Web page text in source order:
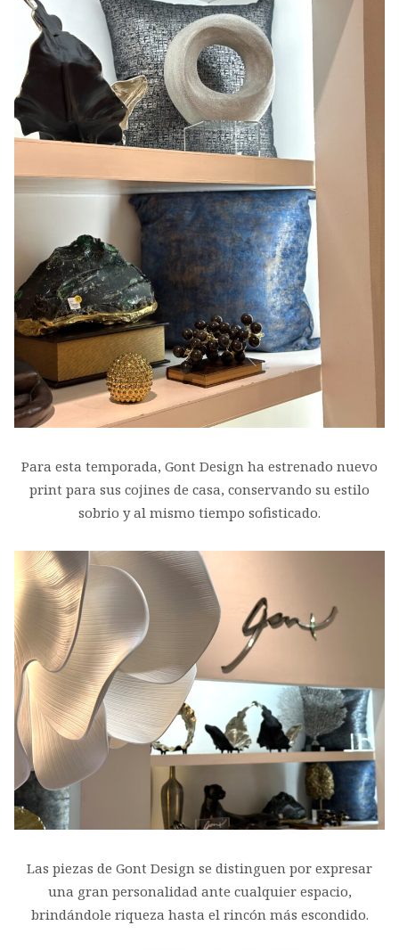
Para esta temporada, Gont Design ha estrenado nuevo
print para sus cojines de casa, conservando su estilo
sobrio y al mismo tiempo sofisticado.
Las piezas de Gont Design se distinguen por expresar
una gran personalidad ante cualquier espacio,
brindándole riqueza hasta el rincón más escondido.